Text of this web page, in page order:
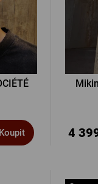
Koupit 4